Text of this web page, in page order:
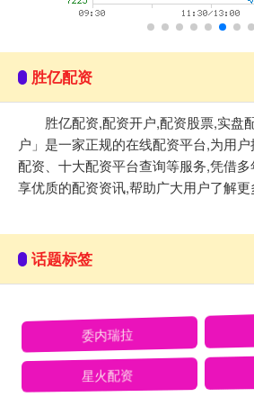
胜亿配资
胜亿配资,配资开户,配资股票,实盘
户」是一家正规的在线配资平台,为用
配资、十大配资平台查询等服务,凭借
享优质的配资资讯,帮助广大用户了解更
话题标签
委内瑞拉
星火配资